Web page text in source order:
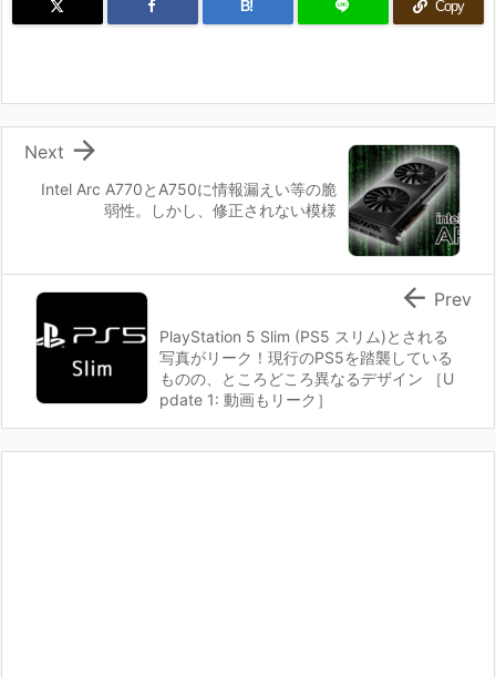
B! Copy
Intel Arc A770とA750に情報漏えい等の脆
弱性。しかし、修正されない模様

Next
PlayStation 5 Slim (PS5 スリム)とされる
写真がリーク！現行のPS5を踏襲している
ものの、ところどころ異なるデザイン ［U
pdate 1: 動画もリーク］
 Prev